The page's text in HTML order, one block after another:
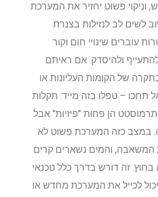
פשוט יחזיר את המערכת
לשים לב לנזילות בצנרת
עוברים שינויי חום וקור
ולהיסדק. אם ראיתם
של הקומות העליונות או
– טפלו בזה מייד. תקלות
הן פחות "פיזיות" אבל
כזה המערכת פשוט לא
והמים נשארים קרים
זה דורש בדרך כלל טכנאי
לכייל את המערכת מחדש או